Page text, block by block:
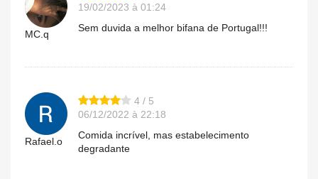
MC.q
19/02/2023 à 01:24
Sem duvida a melhor bifana de Portugal!!!
Rafael.o
4 / 5
06/12/2022 à 22:18
Comida incrível, mas estabelecimento
degradante